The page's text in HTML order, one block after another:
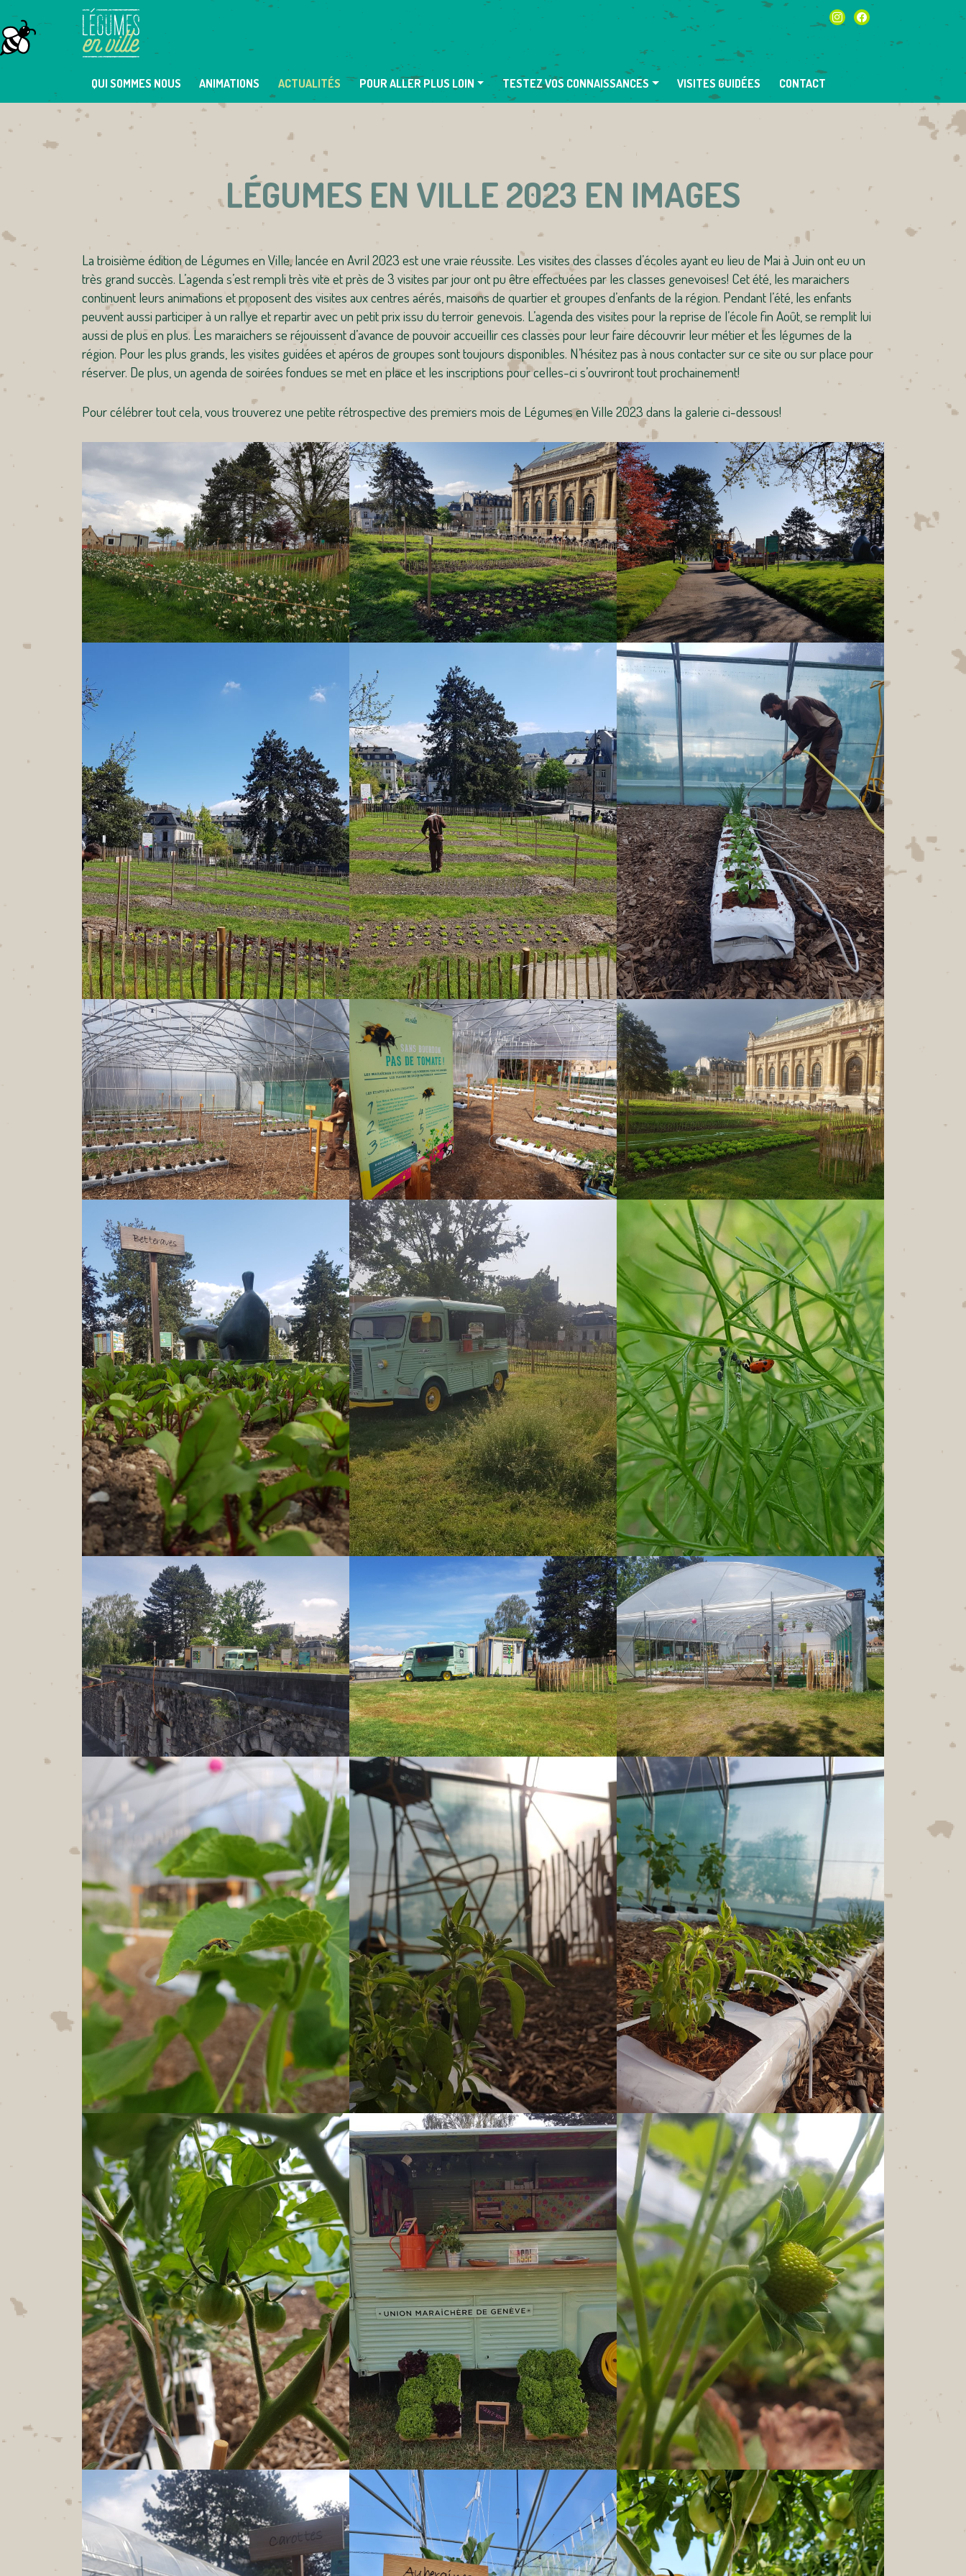
to
content
instagramfacebook
QUI SOMMES NOUS ANIMATIONS ACTUALITÉS POUR ALLER PLUS LOIN TESTEZ VOS CONNAISSANCES VISITES GUIDÉES CONTACT
LÉGUMES EN VILLE 2023 EN IMAGES
La troisième édition de Légumes en Ville, lancée en Avril 2023 est une vraie réussite. Les visites des classes d’écoles ayant eu lieu de Mai à Juin ont eu un
très grand succès. L’agenda s’est rempli très vite et près de 3 visites par jour ont pu être effectuées par les classes genevoises! Cet été, les maraichers
continuent leurs animations et proposent des visites aux centres aérés, maisons de quartier et groupes d’enfants de la région. Pendant l’été, les enfants
peuvent aussi participer à un rallye et repartir avec un petit prix issu du terroir genevois. L’agenda des visites pour la reprise de l’école fin Août, se remplit lui
aussi de plus en plus. Les maraichers se réjouissent d’avance de pouvoir accueillir ces classes pour leur faire découvrir leur métier et les légumes de la
région. Pour les plus grands, les visites guidées et apéros de groupes sont toujours disponibles. N’hésitez pas à nous contacter sur ce site ou sur place pour
réserver. De plus, un agenda de soirées fondues se met en place et les inscriptions pour celles-ci s’ouvriront tout prochainement!
Pour célébrer tout cela, vous trouverez une petite rétrospective des premiers mois de Légumes en Ville 2023 dans la galerie ci-dessous!